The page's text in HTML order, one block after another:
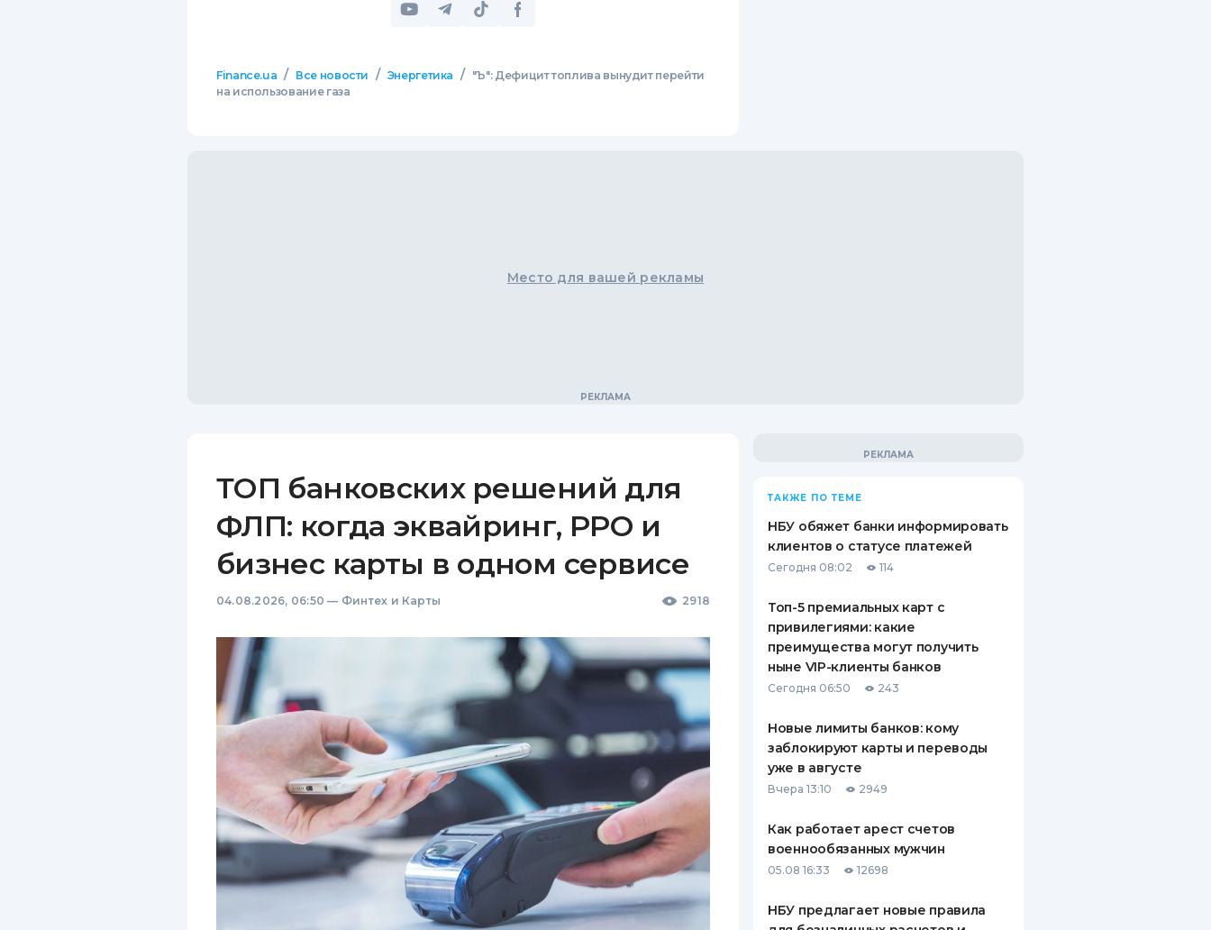
Finance.ua / Все новости / Энергетика /
"Ъ": Дефицит топлива вынудит перейти
на использование газа
Место для вашей рекламы
ТОП банковских решений для
ФЛП: когда эквайринг, РРО и
бизнес карты в одном сервисе
04.08.2026, 06:50 — Финтех и Карты 2918
ТАКЖЕ ПО ТЕМЕ
НБУ обяжет банки информировать
клиентов о статусе платежей
Сегодня 08:02 114
Топ-5 премиальных карт с
привилегиями: какие
преимущества могут получить
ныне VIP-клиенты банков
Сегодня 06:50 243
Новые лимиты банков: кому
заблокируют карты и переводы
уже в августе
Вчера 13:10 2949
Как работает арест счетов
военнообязанных мужчин
05.08 16:33 12698
НБУ предлагает новые правила